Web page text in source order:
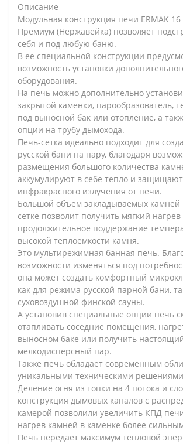
Описание
Модульная конструкция печи ERMAK 16
Премиум (Нержавейка) позволяет
себя и под любую баню.
В ее специальной конструкции
возможность установки
оборудования.
На печь можно дополнительно
закрытой каменки, парообразователь,
под выносной бак или отопление, а
опции на трубу дымохода.
Печь-сетка идеально подходит для
русской бани на пару, благодаря
размещения большого количества
аккумулируют в себе тепло и
инфракрасного излучения от печи.
Большой объем закладываемых камней
сетке позволит получить мягкий
продолжительное поддержание
высокой теплоемкости камня.
Это мультирежимная банная печь.
возможности изменяться под
она может создать комфортный
как для режима русской парной бани,
суховоздушной финской сауны.
А установив специальные опции печь
отапливать соседние помещения,
выносном баке или получить
мелкодисперсный пар.
Также печь обладает современным
уникальными техническими
Деление огня из топки на 4 потока и
конструкция дымовых каналов с
камерой позволили увеличить КПД
нагрев камней в каменке более
Печь передает максимум тепловой